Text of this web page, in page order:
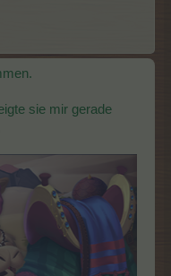
sie mir gerade